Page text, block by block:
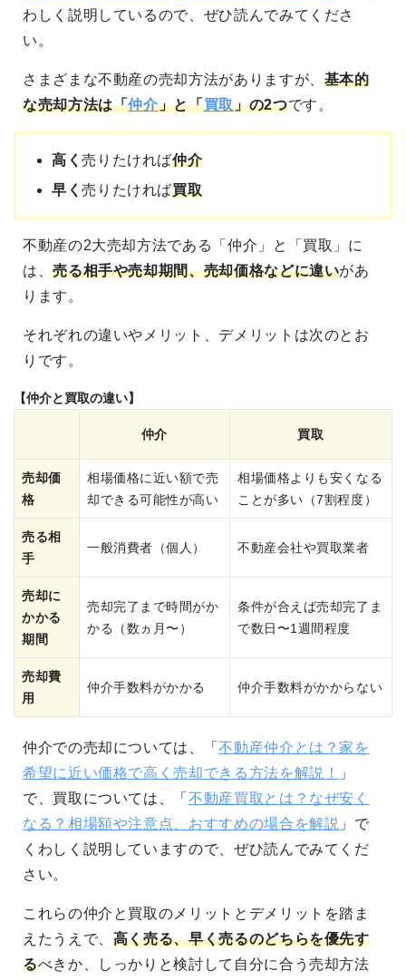
わしく説明しているので、ぜひ読んでみてくださ
い。
さまざまな不動産の売却方法がありますが、 基本的
な売却方法は「仲介」と「買取」の2つです。
高く売りたければ仲介
早く売りたければ買取
不動産の2大売却方法である「仲介」と「買取」に
は、売る相手や売却期間、売却価格などに違いがあ
ります。
それぞれの違いやメリット、デメリットは次のとお
りです。
【仲介と買取の違い】
仲介 買取
売却価
格
相場価格に近い額で売
却できる可能性が高い
相場価格よりも安くなる
ことが多い（7割程度）
売る相
手
一般消費者（個人） 不動産会社や買取業者
売却に
かかる
期間
売却完了まで時間がか
かる（数ヵ月〜）
条件が合えば売却完了ま
で数日〜1週間程度
売却費
用
仲介手数料がかかる 仲介手数料がかからない
仲介での売却については、「不動産仲介とは？家を
希望に近い価格で高く売却できる方法を解説！
」
で、買取については、「不動産買取とは？なぜ安く
なる？相場額や注意点、おすすめの場合を解説 」で
くわしく説明していますので、ぜひ読んでみてくだ
さい。
これらの仲介と買取のメリットとデメリットを踏ま
えたうえで、 高く売る、早く売るのどちらを優先す
るべきか、しっかりと検討して自分に合う売却方法